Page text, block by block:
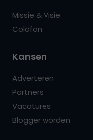
Missie & Visie
Colofon
Kansen
Adverteren
Partners
Vacatures
Blogger worden